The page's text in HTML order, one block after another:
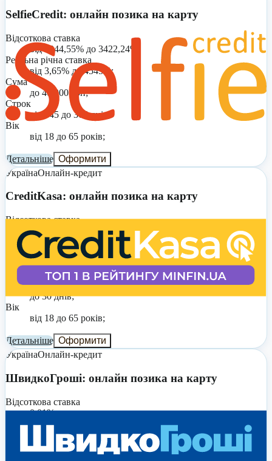
SelfieCredit: онлайн позика на карту
Відсоткова ставка
від 1244,55% до 3422,24%;
Реальна річна ставка
від 3,65% до 4545%;
Сума
до 40 000 грн;
Строк
від 345 до 365 днів;
Вік
від 18 до 65 років;
Детальніше Оформити
УкраїнаОнлайн-кредит
CreditKasa: онлайн позика на карту
Відсоткова ставка
0,01% на день;
Реальна річна ставка
від 3,65% до 4545%;
Сума
до 20 000 грн;
Строк
до 30 днів;
Вік
від 18 до 65 років;
Детальніше Оформити
УкраїнаОнлайн-кредит
ШвидкоГроші: онлайн позика на карту
Відсоткова ставка
0,01% на день;
Реальна річна ставка
від 3,65% до 4545%;